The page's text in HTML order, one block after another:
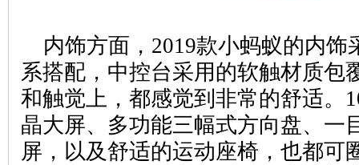
内饰方面，2019款小蚂蚁的内饰
系搭配，中控台采用的软触材质包
和触觉上，都感觉到非常的舒适。
晶大屏、多功能三幅式方向盘、一
屏，以及舒适的运动座椅，也都可